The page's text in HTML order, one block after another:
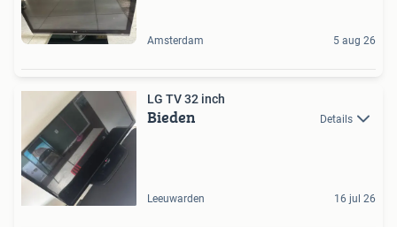
Amsterdam 5 aug 26
LG TV 32 inch
Bieden Details
Leeuwarden 16 jul 26